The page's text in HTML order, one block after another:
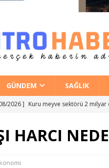
GÜNDEM SAĞLIK
2026 ] Kuru meyve sektörü 2
2026 ]
90 YIILIK TARİHİ GEDİZ
HARCI